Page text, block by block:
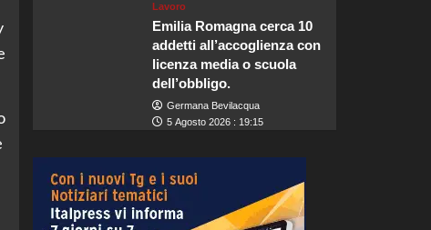
Lavoro
Emilia Romagna cerca 10
addetti all’accoglienza con
licenza media o scuola
dell’obbligo.
Germana Bevilacqua
5 Agosto 2026 : 19:15